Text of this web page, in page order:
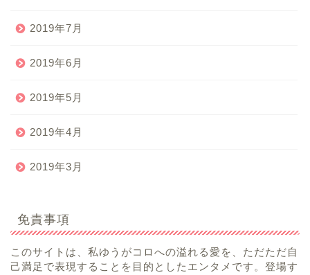
2019年7月
2019年6月
2019年5月
2019年4月
2019年3月
免責事項
このサイトは、私ゆうがコロへの溢れる愛を、ただただ自
己満足で表現することを目的としたエンタメです。登場す